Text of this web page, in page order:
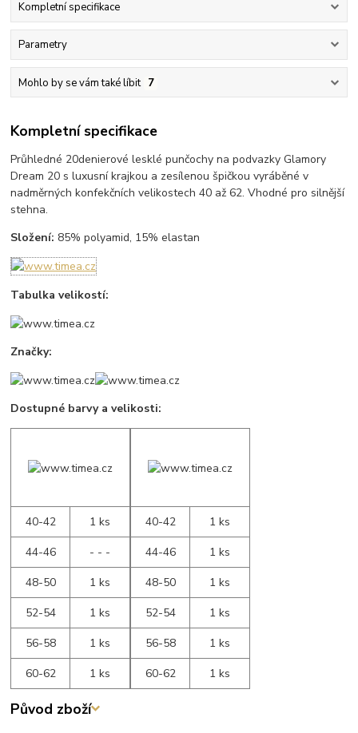
Kompletní specifikace
Parametry
Mohlo by se vám také líbit 7
Kompletní specifikace
Průhledné 20denierové lesklé punčochy na podvazky Glamory
Dream 20 s luxusní krajkou a zesílenou špičkou vyráběné v
nadměrných konfekčních velikostech 40 až 62. Vhodné pro silnější
stehna.
Složení: 85% polyamid, 15% elastan
Tabulka velikostí:
Značky:
Dostupné barvy a velikosti:
40-42
1 ks
44-46
- - -
48-50
1 ks
52-54
1 ks
56-58
1 ks
60-62
1 ks
40-42
1 ks
44-46
1 ks
48-50
1 ks
52-54
1 ks
56-58
1 ks
60-62
1 ks
Původ zboží